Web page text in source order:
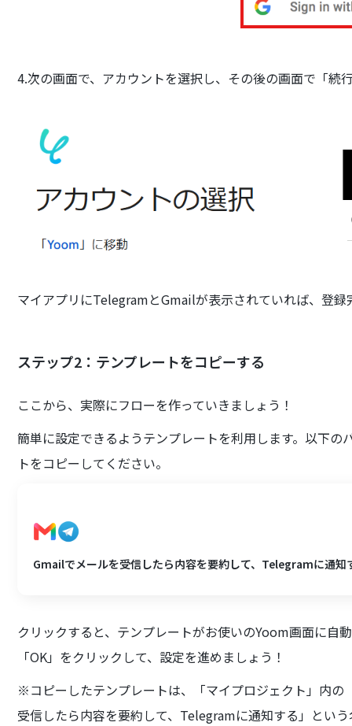
4.次の画面で、アカウントを選択し、その後の画面で「続
マイアプリにTelegramとGmailが表示されていれば、登録
ステップ2：テンプレートをコピーする
ここから、実際にフローを作っていきましょう！
簡単に設定できるようテンプレートを利用します。以下
トをコピーしてください。
Gmailでメールを受信したら内容を要約して、Telegramに通知
クリックすると、テンプレートがお使いのYoom画面に自
「OK」をクリックして、設定を進めましょう！
※コピーしたテンプレートは、「マイプロジェクト」内
受信したら内容を要約して、Telegramに通知する」とい